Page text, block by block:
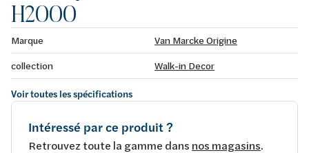
H2000
Marque
Van Marcke Origine
collection
Walk-in Decor
Voir toutes les spécifications
Intéressé par ce produit ?
Retrouvez toute la gamme dans nos magasins.